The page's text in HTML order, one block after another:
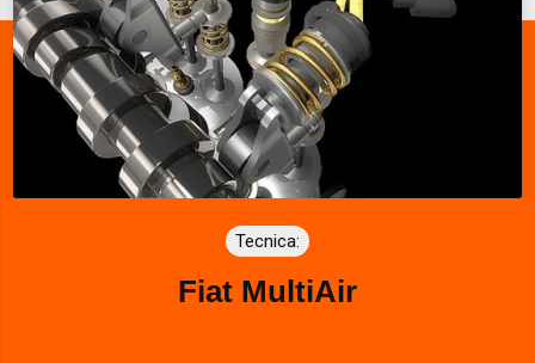
Tecnica:
Fiat MultiAir